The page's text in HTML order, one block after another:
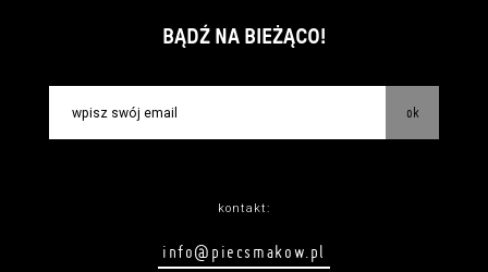
BĄDŹ NA BIEŻĄCO!
ok
kontakt:
info@piecsmakow.pl